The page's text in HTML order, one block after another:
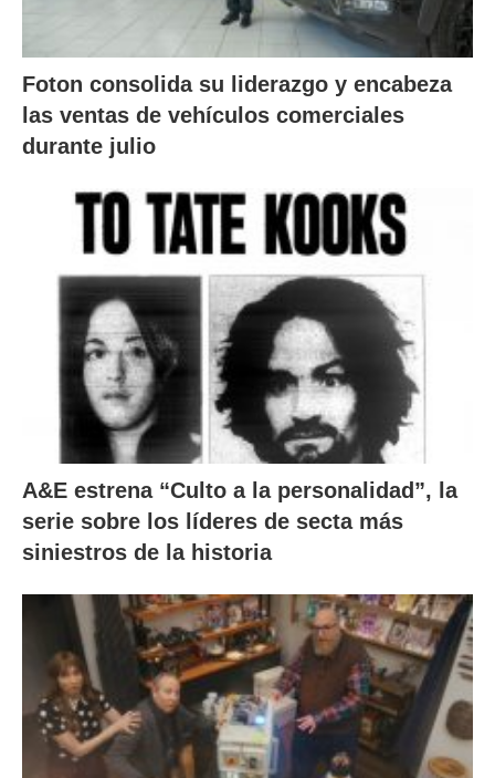
Foton consolida su liderazgo y encabeza
las ventas de vehículos comerciales
durante julio
A&E estrena “Culto a la personalidad”, la
serie sobre los líderes de secta más
siniestros de la historia